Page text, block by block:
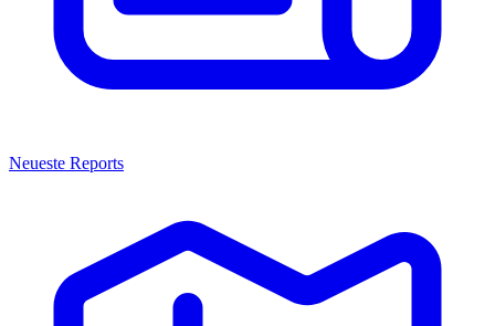
Neueste Reports